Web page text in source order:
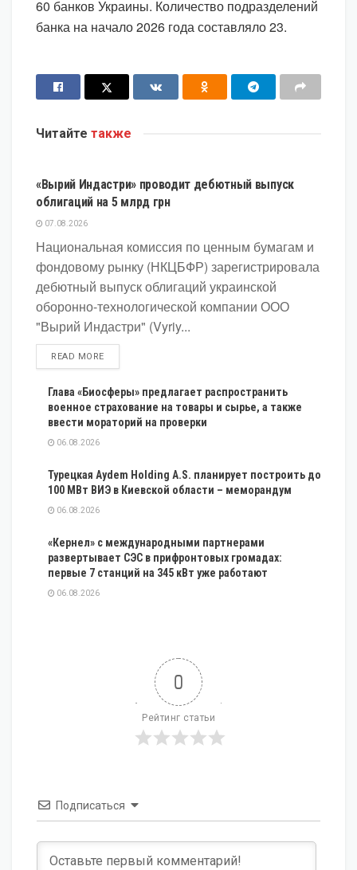
60 банков Украины. Количество подразделений
банка на начало 2026 года составляло 23.
Читайте также
«Вырий Индастри» проводит дебютный выпуск
облигаций на 5 млрд грн
07.08.2026
Национальная комиссия по ценным бумагам и
фондовому рынку (НКЦБФР) зарегистрировала
дебютный выпуск облигаций украинской
оборонно-технологической компании ООО
"Вырий Индастри" (Vyriy...
READ MOREDETAILS
Глава «Биосферы» предлагает распространить
военное страхование на товары и сырье, а также
ввести мораторий на проверки
06.08.2026
Турецкая Aydem Holding A.S. планирует построить до
100 МВт ВИЭ в Киевской области – меморандум
06.08.2026
«Кернел» с международными партнерами
развертывает СЭС в прифронтовых громадах:
первые 7 станций на 345 кВт уже работают
06.08.2026
0
Рейтинг статьи
Подписаться